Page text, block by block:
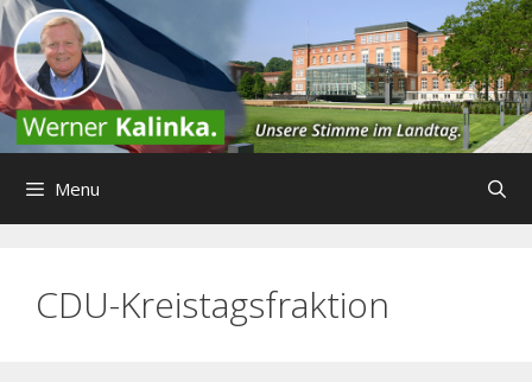
Zum
Inhalt
springen
Menu
CDU-Kreistagsfraktion